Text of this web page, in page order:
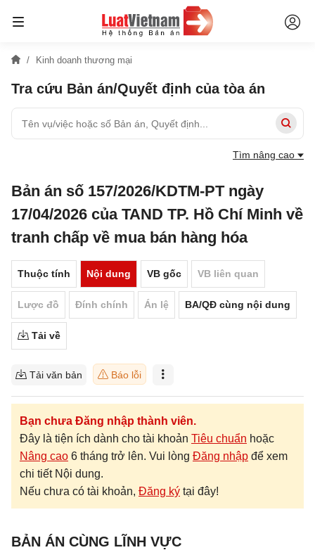
Kinh doanh thương mại
Tra cứu Bản án/Quyết định của tòa án
Tìm nâng cao
Bản án số 157/2026/KDTM-PT ngày
17/04/2026 của TAND TP. Hồ Chí Minh về
tranh chấp về mua bán hàng hóa
Thuộc tính Nội dung VB gốc VB liên quan
Lược đồ Đính chính Án lệ BA/QĐ cùng nội dung
Tải về
Tải văn bản Báo lỗi
Bạn chưa Đăng nhập thành viên.
Đây là tiện ích dành cho tài khoản Tiêu chuẩn hoặc
Nâng cao 6 tháng trở lên. Vui lòng Đăng nhập để xem
chi tiết Nội dung.
Nếu chưa có tài khoản, Đăng ký tại đây!
BẢN ÁN CÙNG LĨNH VỰC